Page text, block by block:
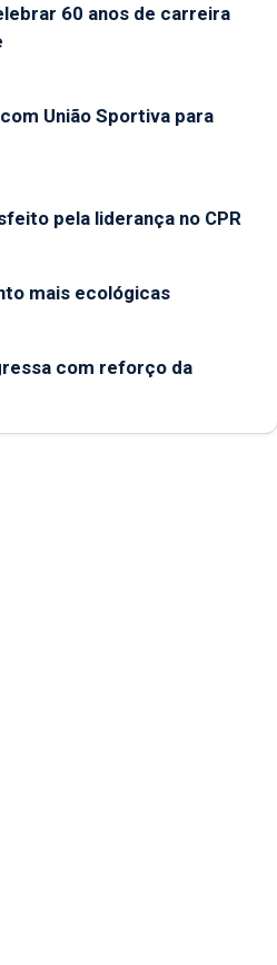
60 anos de carreira
União Sportiva para
pela liderança no CPR
mais ecológicas
com reforço da